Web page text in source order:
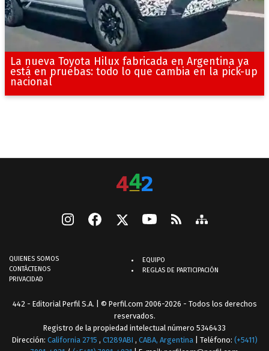
La nueva Toyota Hilux fabricada en Argentina ya
está en pruebas: todo lo que cambia en la pick-up
nacional
QUIENES SOMOS
CONTÁCTENOS
PRIVACIDAD
EQUIPO
REGLAS DE PARTICIPACIÓN
442 - Editorial Perfil S.A. | © Perfil.com 2006-2026 - Todos los derechos
reservados.
Registro de la propiedad intelectual número 5346433
Dirección: California 2715 , C1289ABI , CABA, Argentina | Teléfono: (+5411)